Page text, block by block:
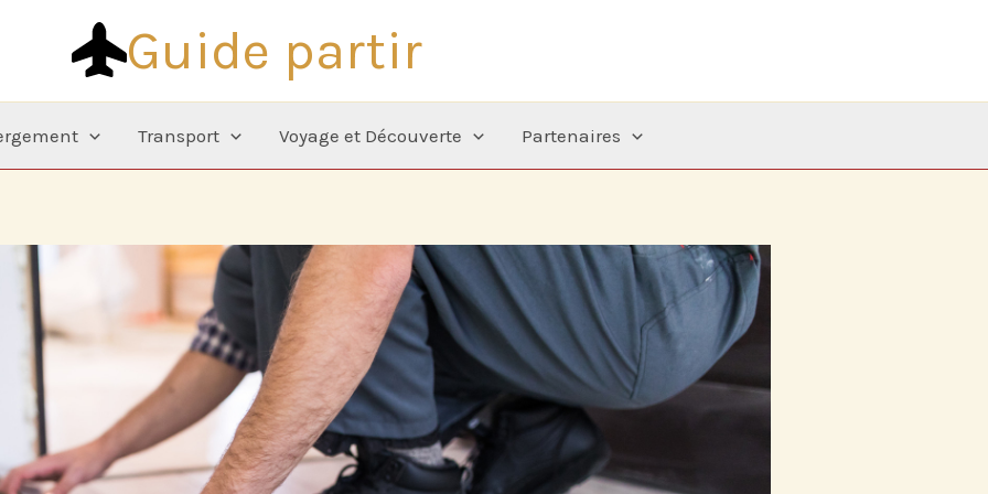
Guide partir
Transport Voyage et Découverte Partenaires